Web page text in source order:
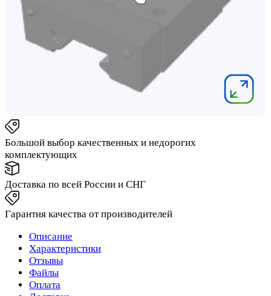
Большой выбор качественных и недорогих
комплектующих
Доставка по всей России и СНГ
Гарантия качества от производителей
Описание
Характеристики
Отзывы
Файлы
Оплата